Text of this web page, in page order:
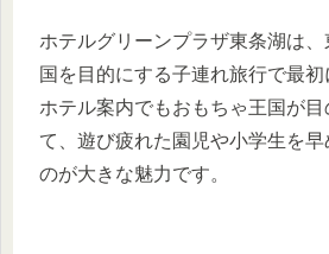
ホテルグリーンプラザ東条湖は
国を目的にする子連れ旅行で最初
ホテル案内でもおもちゃ王国が
て、遊び疲れた園児や小学生を
のが大きな魅力です。